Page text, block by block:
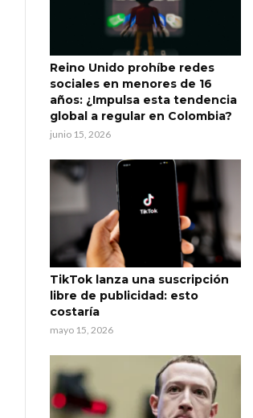
Reino Unido prohíbe redes
sociales en menores de 16
años: ¿Impulsa esta tendencia
global a regular en Colombia?
junio 15, 2026
TikTok lanza una suscripción
libre de publicidad: esto
costaría
mayo 15, 2026